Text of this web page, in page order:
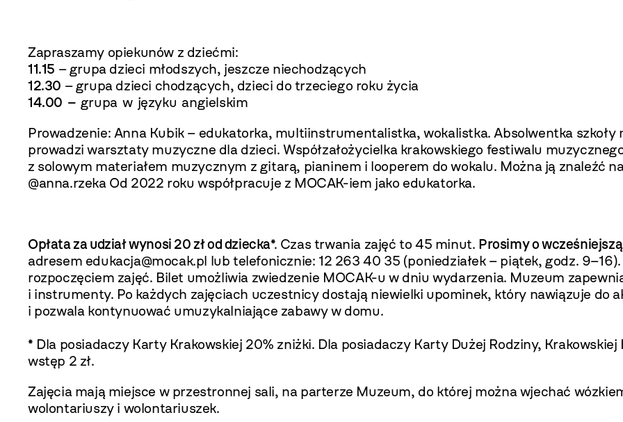
Zapraszamy opiekunów z dziećmi:
11.15 – grupa dzieci młodszych, jeszcze niechodzących
12.30 – grupa dzieci chodzących, dzieci do trzeciego roku życia
14.00 – grupa w języku angielskim
Prowadzenie: Anna Kubik – edukatorka, multiinstrumentalistka, wokalistka. Absolwentka
prowadzi warsztaty muzyczne dla dzieci. Współzałożycielka krakowskiego festiwalu
z solowym materiałem muzycznym z gitarą, pianinem i looperem do wokalu. Można ją znaleźć
@anna.rzeka Od 2022 roku współpracuje z MOCAK-iem jako edukatorka.
Opłata za udział wynosi 20 zł od dziecka*. Czas trwania zajęć to 45 minut. Prosimy o
adresem edukacja@mocak.pl lub telefonicznie: 12 263 40 35 (poniedziałek – piątek, godz.
rozpoczęciem zajęć. Bilet umożliwia zwiedzenie MOCAK-u w dniu wydarzenia. Muzeum
i instrumenty. Po każdych zajęciach uczestnicy dostają niewielki upominek, który nawiązuje do
i pozwala kontynuować umuzykalniające zabawy w domu.
* Dla posiadaczy Karty Krakowskiej 20% zniżki. Dla posiadaczy Karty Dużej Rodziny,
wstęp 2 zł.
Zajęcia mają miejsce w przestronnej sali, na parterze Muzeum, do której można wjechać
wolontariuszy i wolontariuszek.